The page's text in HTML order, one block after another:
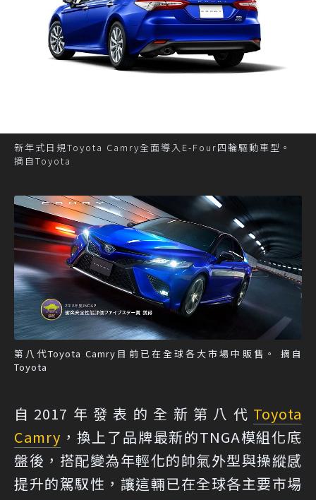
新年式日規Toyota Camry全面導入E-Four四輪驅動車型。
摘自Toyota
第八代Toyota Camry目前已在全球各大市場中販售。 摘自
Toyota
自2017年發表的全新第八代 Toyota
Camry ，換上了品牌最新的TNGA模組化底
盤後，搭配變為年輕化的帥氣外型與操縱感
提升的駕馭性，讓這輛已在全球各主要市場